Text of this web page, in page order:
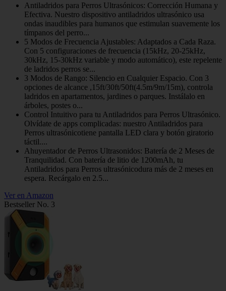
Antiladridos para Perros Ultrasónicos: Corrección Humana y
Efectiva. Nuestro dispositivo antiladridos ultrasónico usa
ondas inaudibles para humanos que estimulan suavemente los
tímpanos del perro...
5 Modos de Frecuencia Ajustables: Adaptados a Cada Raza​.
Con 5 configuraciones de frecuencia (15kHz, 20-25kHz,
30kHz, 15-30kHz variable y modo automático), este repelente
de ladridos perros se...
3 Modos de Rango: Silencio en Cualquier Espacio​. Con 3
opciones de alcance ,15ft/30ft/50ft(4.5m/9m/15m), controla
ladridos en apartamentos, jardines o parques. Instálalo en
árboles, postes o...
Control Intuitivo para tu Antiladridos para Perros Ultrasónico.
Olvídate de apps complicadas: nuestro Antiladridos para
Perros ultrasónicotiene pantalla LED clara y botón giratorio
táctil....
Ahuyentador de Perros Ultrasonidos: Batería de 2 Meses de
Tranquilidad. Con batería de litio de 1200mAh, tu
Antiladridos para Perros ultrasónicodura más de 2 meses en
espera. Recárgalo en 2.5...
Ver en Amazon
Bestseller No. 3